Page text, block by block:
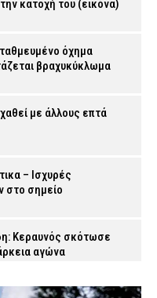
κατοχή του (εικόνα)
όχημα
βραχυκύκλωμα
με άλλους επτά
– Ισχυρές
στο σημείο
Κεραυνός σκότωσε
αγώνα